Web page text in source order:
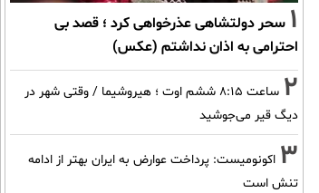
1 سحر دولتشاهی عذرخواهی کرد ؛ قصد بی
احترامی به اذان نداشتم (عکس)
2
ساعت ۸:۱۵ ششم اوت ؛ هیروشیما / وقتی شهر در
دیگ قیر می‌جوشید
3 اکونومیست: پرداخت عوارض به ایران بهتر از ادامه
تنش است